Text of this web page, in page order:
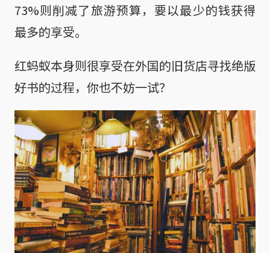
73%则削减了旅游预算，要以最少的钱获得
最多的享受。
红蚂蚁本身则很享受在外国的旧货店寻找绝版
好书的过程，你也不妨一试？